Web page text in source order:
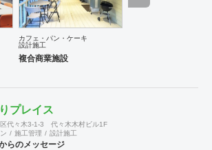
可能です。
カフェ・パン・ケーキ
設計施工
複合商業施設
プレイス
代々木3-1-3 代々木木村ビル1F
施工管理 設計施工
らのメッセージ